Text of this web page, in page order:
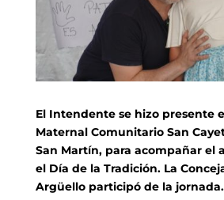
El Intendente se hizo presente
Maternal Comunitario San
San Martín, para acompañar el
el Día de la Tradición. La
Argüello participó de la jornada.